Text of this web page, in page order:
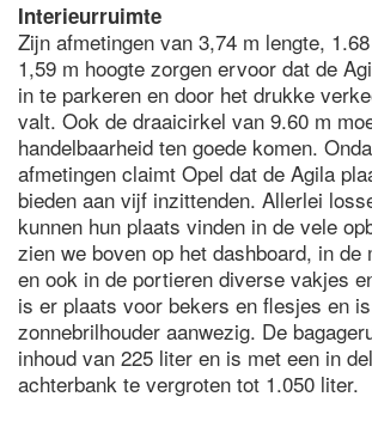
Interieurruimte
Zijn afmetingen van 3,74 m lengte,
1,59 m hoogte zorgen ervoor dat de
in te parkeren en door het drukke
valt. Ook de draaicirkel van 9.60 m
handelbaarheid ten goede komen.
afmetingen claimt Opel dat de Agila
bieden aan vijf inzittenden. Allerlei
kunnen hun plaats vinden in de vele
zien we boven op het dashboard, in de
en ook in de portieren diverse vakjes
is er plaats voor bekers en flesjes en
zonnebrilhouder aanwezig. De
inhoud van 225 liter en is met een in
achterbank te vergroten tot 1.050 liter.